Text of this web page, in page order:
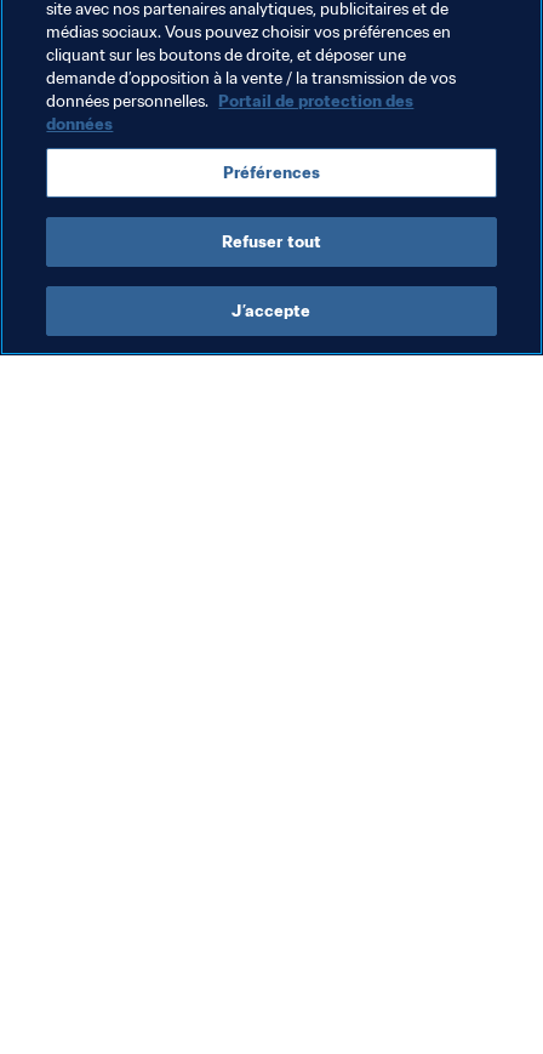
gagne.
Thèmes en lien
Marketing Organisation Argentina Brazil
Germany Russia UEFA CONMEBOL
site avec nos partenaires analytiques, publicitaires et de
médias sociaux. Vous pouvez choisir vos préférences en
cliquant sur les boutons de droite, et déposer une
demande d’opposition à la vente / la transmission de vos
données personnelles. Portail de protection des
données
Préférences
Refuser tout
J’accepte